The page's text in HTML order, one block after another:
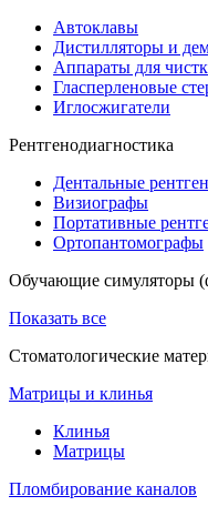
Автоклавы
Дистилляторы и
Аппараты для
Гласперленовые
Иглосжигатели
Рентгенодиагностика
Дентальные
Визиографы
Портативные
Ортопантомографы
Обучающие симуляторы
Показать все
Стоматологические
Матрицы и клинья
Клинья
Матрицы
Пломбирование каналов